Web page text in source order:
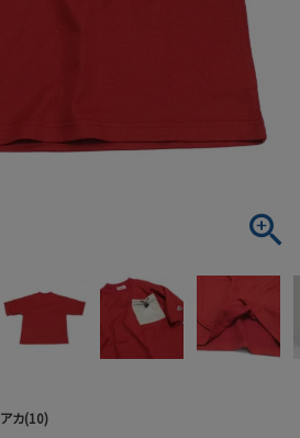
アカ(10)